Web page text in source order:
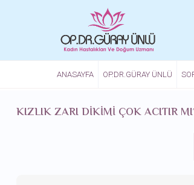
ANASAYFA OP.DR.GÜRAY ÜNLÜ
KIZLIK ZARI DIKIMI ÇOK ACITIR